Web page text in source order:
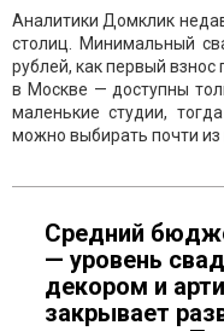
Аналитики Домклик
столиц. Минимальный
рублей, как первый взнос
в Москве — доступны
маленькие студии,
можно выбирать почти из
Средний
— уровень
декором и
закрывает